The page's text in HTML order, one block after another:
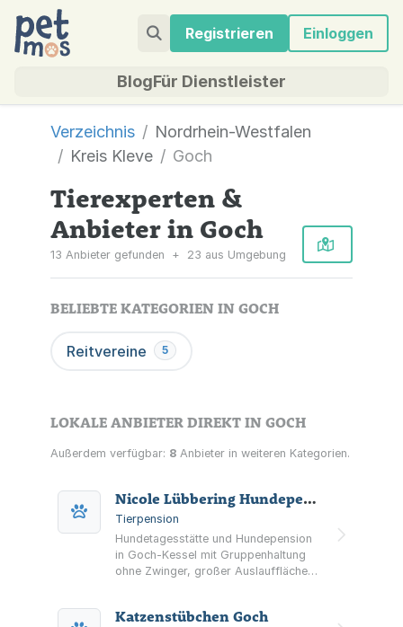
Registrieren Einloggen
BlogFür Dienstleister
Verzeichnis
Nordrhein-Westfalen
Kreis Kleve
Goch
Tierexperten &
Anbieter in Goch
13 Anbieter gefunden + 23 aus Umgebung
BELIEBTE KATEGORIEN IN GOCH
Reitvereine 5
LOKALE ANBIETER DIREKT IN GOCH
Außerdem verfügbar: 8 Anbieter in weiteren Kategorien.
Nicole Lübbering Hundepension
Tierpension
Hundetagesstätte und Hundepension
in Goch-Kessel mit Gruppenhaltung
ohne Zwinger, großer Auslauffläche
Aufnahme.
Katzenstübchen Goch